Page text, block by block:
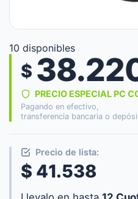
10 disponibles
$
PRECIO ESPECIAL PC
Pagando en efectivo,
transferencia bancaria o
Precio de lista:
$ 41.538